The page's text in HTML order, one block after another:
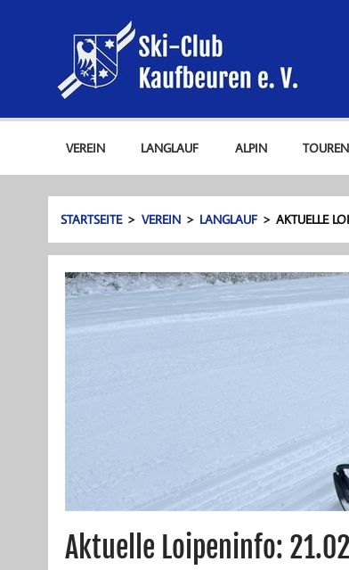
Ski-Club Kaufbeuren e. V.
VEREIN LANGLAUF ALPIN TOUREN
STARTSEITE VEREIN LANGLAUF AKTUELLE
Aktuelle Loipeninfo: